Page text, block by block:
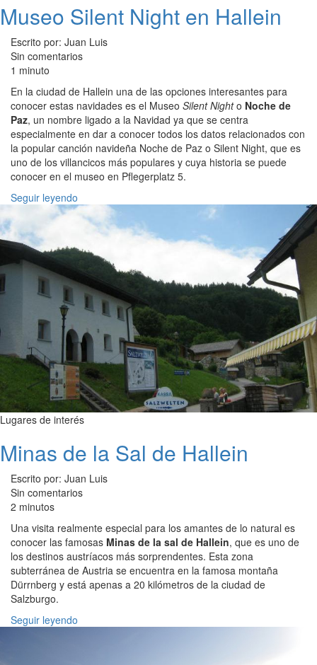
Museo Silent Night en Hallein
Escrito por: Juan Luis
Sin comentarios
1 minuto
En la ciudad de Hallein una de las opciones interesantes para
conocer estas navidades es el Museo Silent Nighto Noche de
Paz, un nombre ligado a la Navidad ya que se centra
especialmente en dar a conocer todos los datos relacionados con
la popular canción navideña Noche de Paz o Silent Night, que es
uno de los villancicos más populares y cuya historia se puede
conocer en el museo en Pflegerplatz 5.
Seguir leyendo
Lugares de interés
Minas de la Sal de Hallein
Escrito por: Juan Luis
Sin comentarios
2 minutos
Una visita realmente especial para los amantes de lo natural es
conocer las famosas Minas de la sal de Hallein, que es uno de
los destinos austríacos más sorprendentes. Esta zona
subterránea de Austria se encuentra en la famosa montaña
Dürrnberg y está apenas a 20 kilómetros de la ciudad de
Salzburgo.
Seguir leyendo